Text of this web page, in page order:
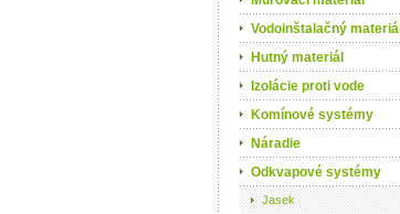
Vodoinštalačný materiál
Hutný materiál
Izolácie proti vode
Komínové systémy
Náradie
Odkvapové systémy
Jasek